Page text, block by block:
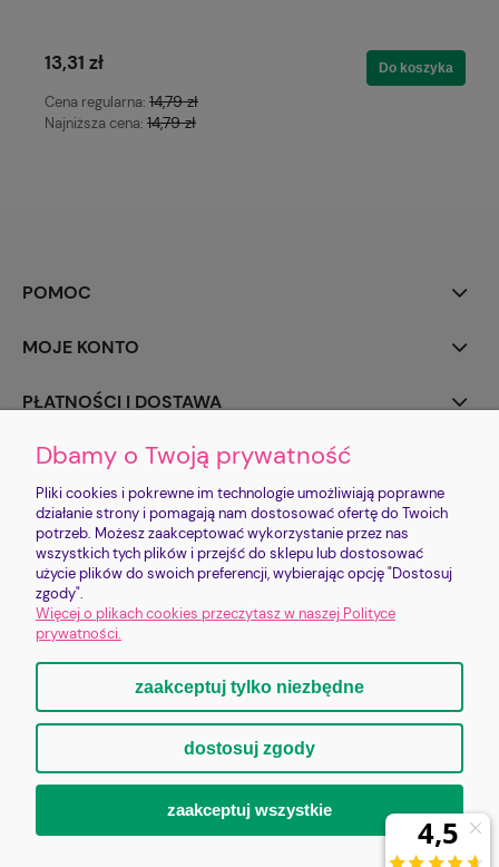
13,31 zł
Cena regularna: 14,79 zł
Najniższa cena: 14,79 zł
Do koszyka
POMOC
MOJE KONTO
PŁATNOŚCI I DOSTAWA
INFORMACJE
O NAS
Sklep jest prowadzony przez FUNDACJĘ IMIENIA PROSIACZKA CHRUMKA |
Zysk ze sklepu realizuje cele statutowe Fundacji
Bankowa 2/1 | 58-500 Jelenia Góra | shop@lovepigs.pl | +48 793 752 792 |
Sklep internetowy Shoper.pl
Dbamy o Twoją prywatność
Pliki cookies i pokrewne im technologie umożliwiają poprawne
działanie strony i pomagają nam dostosować ofertę do Twoich
potrzeb. Możesz zaakceptować wykorzystanie przez nas
wszystkich tych plików i przejść do sklepu lub dostosować
użycie plików do swoich preferencji, wybierając opcję "Dostosuj
zgody".
Więcej o plikach cookies przeczytasz w naszej Polityce
prywatności.
zaakceptuj tylko niezbędne
dostosuj zgody
zaakceptuj wszystkie